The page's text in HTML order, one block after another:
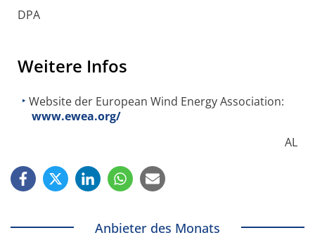
DPA
Weitere Infos
Website der European Wind Energy Association:
www.ewea.org/
AL
Anbieter des Monats